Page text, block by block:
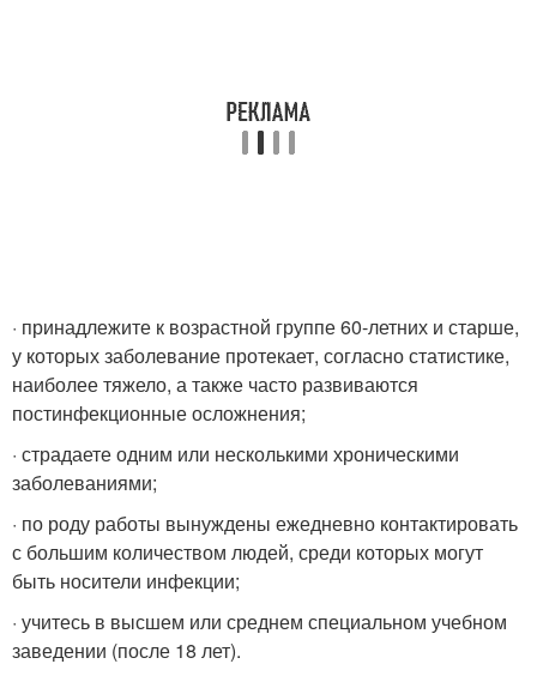
· принадлежите к возрастной группе 60-летних и старше,
у которых заболевание протекает, согласно статистике,
наиболее тяжело, а также часто развиваются
постинфекционные осложнения;
· страдаете одним или несколькими хроническими
заболеваниями;
· по роду работы вынуждены ежедневно контактировать
с большим количеством людей, среди которых могут
быть носители инфекции;
· учитесь в высшем или среднем специальном учебном
заведении (после 18 лет).